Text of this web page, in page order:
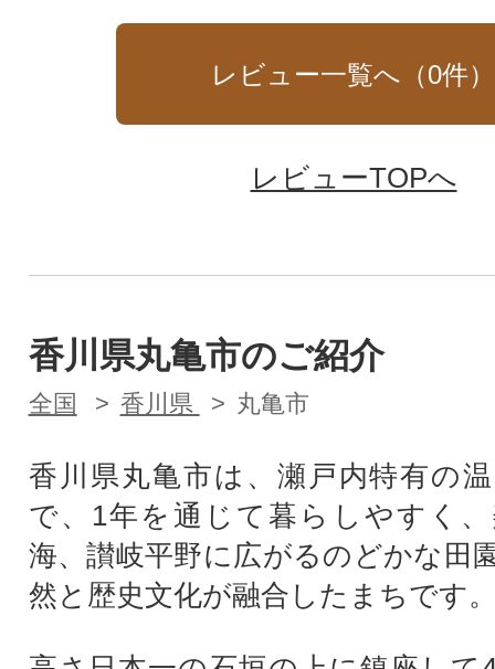
レビュー一覧へ（0件）
レビューTOPへ
香川県丸亀市のご紹介
全国 香川県 丸亀市
香川県丸亀市は、瀬戸内特有の
で、1年を通じて暮らしやすく
海、讃岐平野に広がるのどかな田
然と歴史文化が融合したまちです